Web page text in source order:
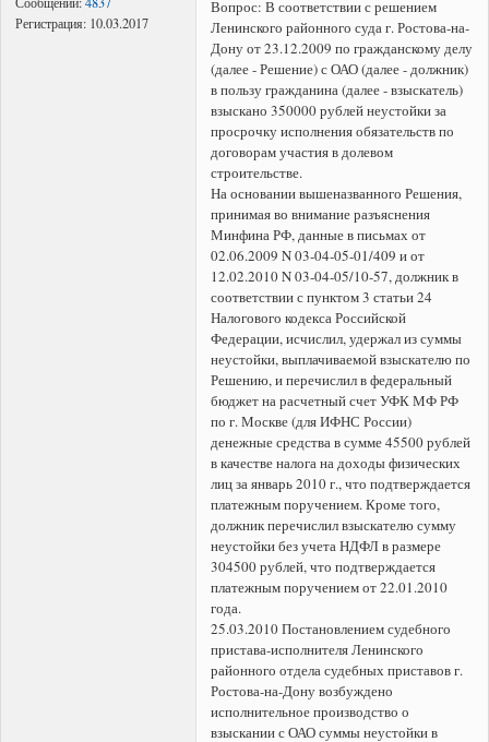
Регистрация: 10.03.2017
Вопрос: В соответствии с решением
Ленинского районного суда г. Ростова-на-
Дону от 23.12.2009 по гражданскому делу
(далее - Решение) с ОАО (далее - должник)
в пользу гражданина (далее - взыскатель)
взыскано 350000 рублей неустойки за
просрочку исполнения обязательств по
договорам участия в долевом
строительстве.
На основании вышеназванного Решения,
принимая во внимание разъяснения
Минфина РФ, данные в письмах от
02.06.2009 N 03-04-05-01/409 и от
12.02.2010 N 03-04-05/10-57, должник в
соответствии с пунктом 3 статьи 24
Налогового кодекса Российской
Федерации, исчислил, удержал из суммы
неустойки, выплачиваемой взыскателю по
Решению, и перечислил в федеральный
бюджет на расчетный счет УФК МФ РФ
по г. Москве (для ИФНС России)
денежные средства в сумме 45500 рублей
в качестве налога на доходы физических
лиц за январь 2010 г., что подтверждается
платежным поручением. Кроме того,
должник перечислил взыскателю сумму
неустойки без учета НДФЛ в размере
304500 рублей, что подтверждается
платежным поручением от 22.01.2010
года.
25.03.2010 Постановлением судебного
пристава-исполнителя Ленинского
районного отдела судебных приставов г.
Ростова-на-Дону возбуждено
исполнительное производство о
взыскании с ОАО суммы неустойки в